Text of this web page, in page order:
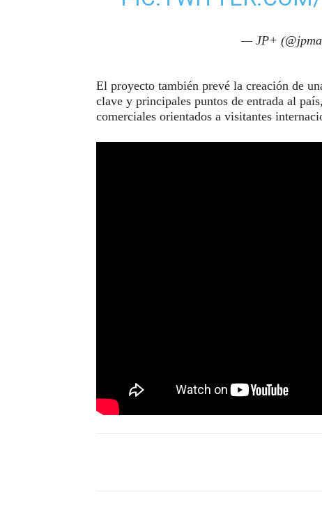
— JP+
El proyecto también prevé la creación de
clave y principales puntos de entrada al
comerciales orientados a visitantes